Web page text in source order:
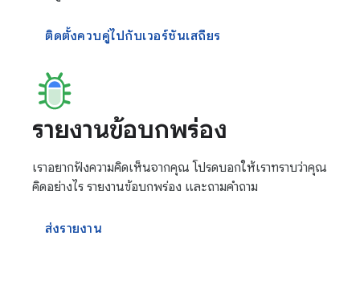
ติดตั้งควบคู่ไปกับเวอร์ชันเสถียร
รายงานข้อบกพร่อง
เราอยากฟังความคิดเห็นจากคุณ โปรดบอกให้เราทราบว่าคุณ
คิดอย่างไร รายงานข้อบกพร่อง และถามคำถาม
ส่งรายงาน